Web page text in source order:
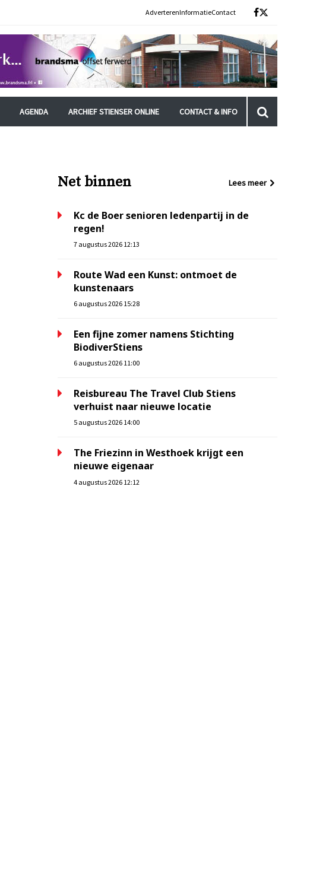
AdverterenInformatieContact
AGENDA ARCHIEF STIENSER ONLINE CONTACT & INFO
Net binnen Lees meer
Kc de Boer senioren ledenpartij in de
regen!
7 augustus 2026 12:13
Route Wad een Kunst: ontmoet de
kunstenaars
6 augustus 2026 15:28
Een fijne zomer namens Stichting
BiodiverStiens
6 augustus 2026 11:00
Reisbureau The Travel Club Stiens
verhuist naar nieuwe locatie
5 augustus 2026 14:00
The Friezinn in Westhoek krijgt een
nieuwe eigenaar
4 augustus 2026 12:12